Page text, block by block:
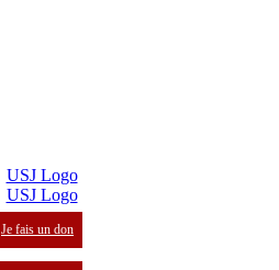
Je fais un don